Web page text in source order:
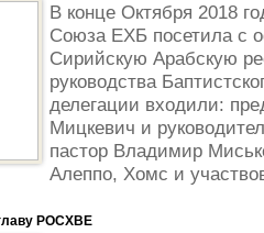
В конце Октября 2018
Союза ЕХБ посетила с
Сирийскую Арабскую
руководства
делегации входили:
Мицкевич и
пастор Владимир
Алеппо, Хомс и
РОСХВЕ